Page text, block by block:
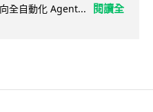
全自動化 Agent...
閱讀全